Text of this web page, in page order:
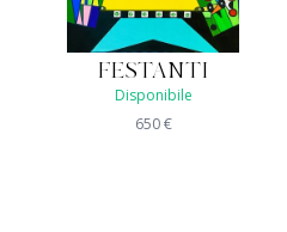
FESTANTI
Disponibile
650€